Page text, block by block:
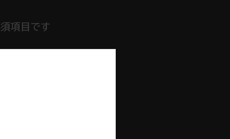
項目です